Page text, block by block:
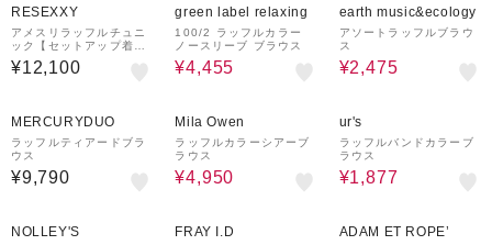
RESEXXY
アメスリラッフルチュニ
ック【セットアップ着用
可能】
¥12,100
green label relaxing
100/2 ラッフルカラー
ノースリーブ ブラウス
¥4,455
earth music&ecology
アソートラッフルブラウ
ス
¥2,475
MERCURYDUO
ラッフルティアードブラ
ウス
¥9,790
Mila Owen
ラッフルカラーシアーブ
ラウス
¥4,950
ur's
ラッフルバンドカラーブ
ラウス
¥1,877
NOLLEY'S FRAY I.D ADAM ET ROPE’